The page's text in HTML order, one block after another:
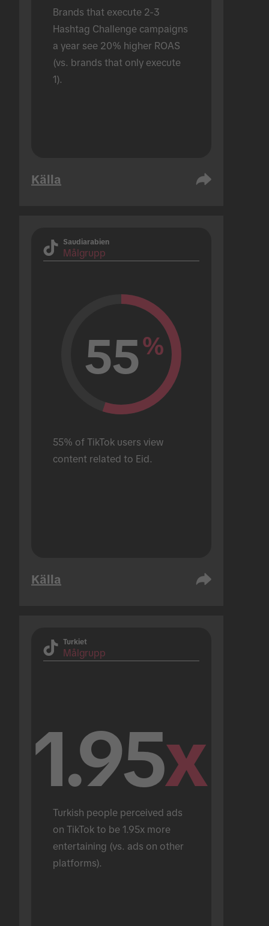
Brands that execute 2-3
Hashtag Challenge campaigns
a year see 20% higher ROAS
(vs. brands that only execute
1).
Källa
Saudiarabien
Målgrupp
55%
55% of TikTok users view
content related to Eid.
Källa
Turkiet
Målgrupp
1.95x
Turkish people perceived ads
on TikTok to be 1.95x more
entertaining (vs. ads on other
platforms).